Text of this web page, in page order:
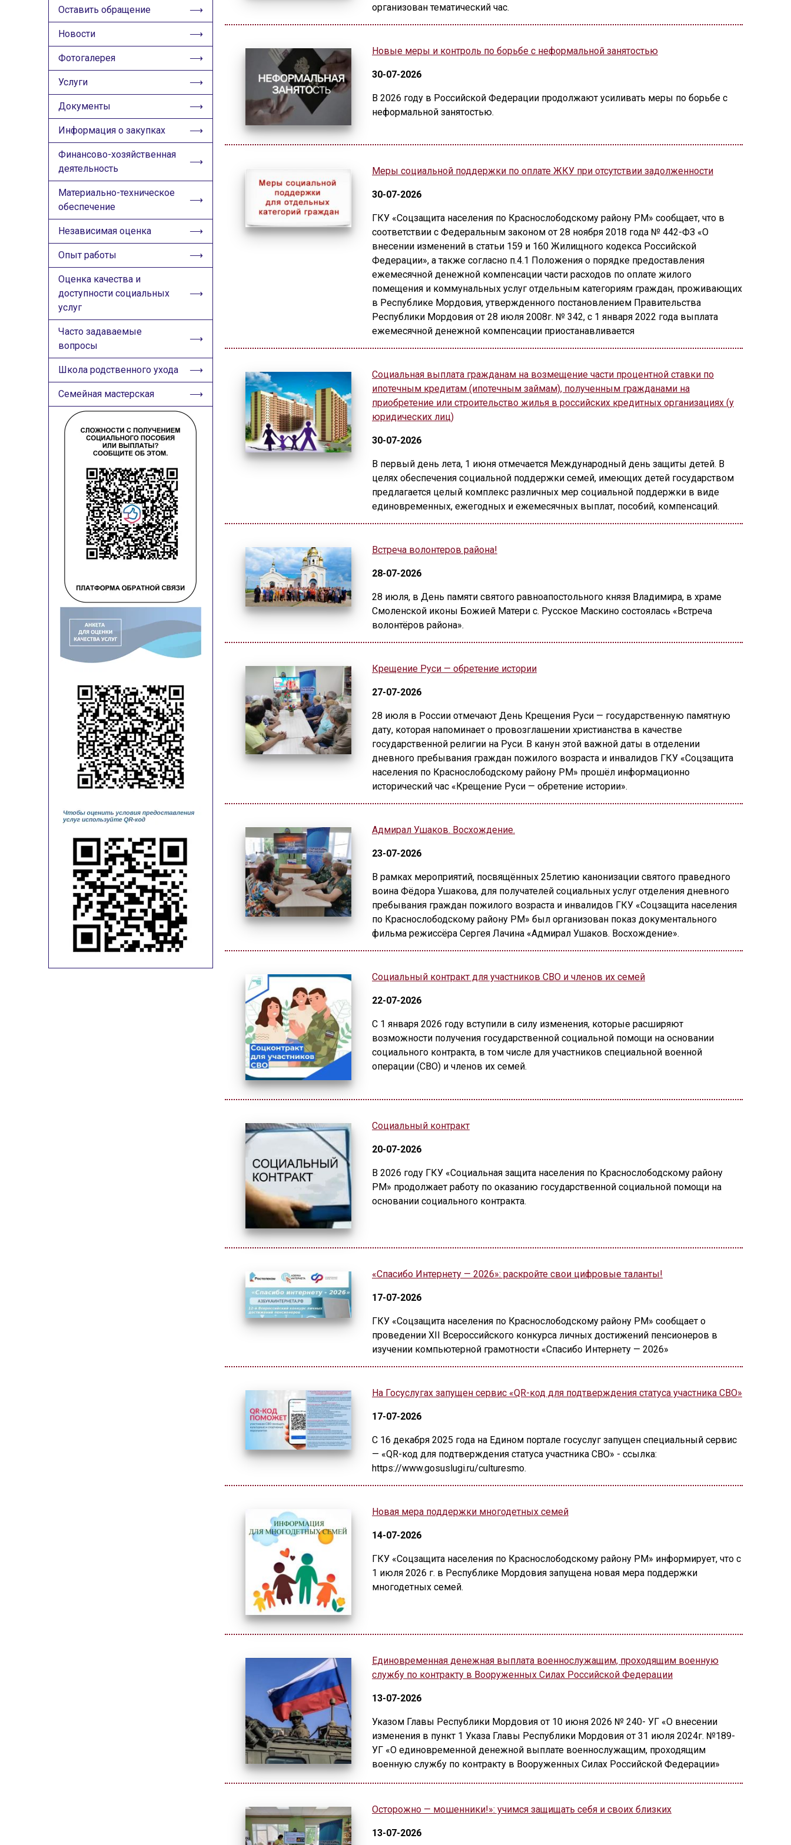
ИЗОБРАЖЕНИЯ
🔊 Включить озвучивание
Настройки по умолчанию
Настройки по умолчанию
Оставить обращение
Новости
Фотогалерея
Услуги
Документы
Информация о закупках
Финансово-хозяйственная
деятельность
Материально-техническое
обеспечение
Независимая оценка
Опыт работы
Оценка качества и
доступности социальных
услуг
Часто задаваемые
вопросы
Школа родственного ухода
Семейная мастерская
организован тематический час.
Новые меры и контроль по борьбе с неформальной занятостью
30-07-2026
В 2026 году в Российской Федерации продолжают усиливать меры по борьбе с
неформальной занятостью.
Меры социальной поддержки по оплате ЖКУ при отсутствии задолженности
30-07-2026
ГКУ «Соцзащита населения по Краснослободскому району РМ» сообщает, что в
соответствии с Федеральным законом от 28 ноября 2018 года № 442-ФЗ «О
внесении изменений в статьи 159 и 160 Жилищного кодекса Российской
Федерации», а также согласно п.4.1 Положения о порядке предоставления
ежемесячной денежной компенсации части расходов по оплате жилого
помещения и коммунальных услуг отдельным категориям граждан, проживающих
в Республике Мордовия, утвержденного постановлением Правительства
Республики Мордовия от 28 июля 2008г. № 342, с 1 января 2022 года выплата
ежемесячной денежной компенсации приостанавливается
Социальная выплата гражданам на возмещение части процентной ставки по
ипотечным кредитам (ипотечным займам), полученным гражданами на
приобретение или строительство жилья в российских кредитных организациях (у
юридических лиц)
30-07-2026
В первый день лета, 1 июня отмечается Международный день защиты детей. В
целях обеспечения социальной поддержки семей, имеющих детей государством
предлагается целый комплекс различных мер социальной поддержки в виде
единовременных, ежегодных и ежемесячных выплат, пособий, компенсаций.
Встреча волонтеров района!
28-07-2026
28 июля, в День памяти святого равноапостольного князя Владимира, в храме
Смоленской иконы Божией Матери с. Русское Маскино состоялась «Встреча
волонтёров района».
Крещение Руси — обретение истории
27-07-2026
28 июля в России отмечают День Крещения Руси — государственную памятную
дату, которая напоминает о провозглашении христианства в качестве
государственной религии на Руси. В канун этой важной даты в отделении
дневного пребывания граждан пожилого возраста и инвалидов ГКУ «Соцзащита
населения по Краснослободскому району РМ» прошёл информационно
исторический час «Крещение Руси — обретение истории».
Адмирал Ушаков. Восхождение.
23-07-2026
В рамках мероприятий, посвящённых 25летию канонизации святого праведного
воина Фёдора Ушакова, для получателей социальных услуг отделения дневного
пребывания граждан пожилого возраста и инвалидов ГКУ «Соцзащита населения
по Краснослободскому району РМ» был организован показ документального
фильма режиссёра Сергея Лачина «Адмирал Ушаков. Восхождение».
Социальный контракт для участников СВО и членов их семей
22-07-2026
С 1 января 2026 году вступили в силу изменения, которые расширяют
возможности получения государственной социальной помощи на основании
социального контракта, в том числе для участников специальной военной
операции (СВО) и членов их семей.
Социальный контракт
20-07-2026
В 2026 году ГКУ «Социальная защита населения по Краснослободскому району
РМ» продолжает работу по оказанию государственной социальной помощи на
основании социального контракта.
«Спасибо Интернету — 2026»: раскройте свои цифровые таланты!
17-07-2026
ГКУ «Соцзащита населения по Краснослободскому району РМ» сообщает о
проведении XII Всероссийского конкурса личных достижений пенсионеров в
изучении компьютерной грамотности «Спасибо Интернету — 2026»
На Госуслугах запущен сервис «QR-код для подтверждения статуса участника СВО»
17-07-2026
С 16 декабря 2025 года на Едином портале госуслуг запущен специальный сервис
— «QR-код для подтверждения статуса участника СВО» - ссылка:
https://www.gosuslugi.ru/culturesmo.
Новая мера поддержки многодетных семей
14-07-2026
ГКУ «Соцзащита населения по Краснослободскому району РМ» информирует, что с
1 июля 2026 г. в Республике Мордовия запущена новая мера поддержки
многодетных семей.
Единовременная денежная выплата военнослужащим, проходящим военную
службу по контракту в Вооруженных Силах Российской Федерации
13-07-2026
Указом Главы Республики Мордовия от 10 июня 2026 № 240- УГ «О внесении
изменения в пункт 1 Указа Главы Республики Мордовия от 31 июля 2024г. №189-
УГ «О единовременной денежной выплате военнослужащим, проходящим
военную службу по контракту в Вооруженных Силах Российской Федерации»
Осторожно — мошенники!»: учимся защищать себя и своих близких
13-07-2026